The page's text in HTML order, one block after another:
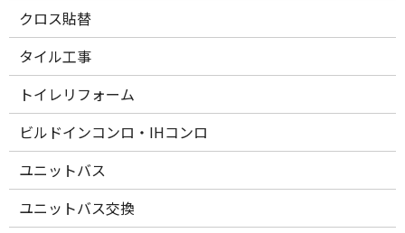
クロス貼替
タイル工事
トイレリフォーム
ビルドインコンロ・IHコンロ
ユニットバス
ユニットバス交換